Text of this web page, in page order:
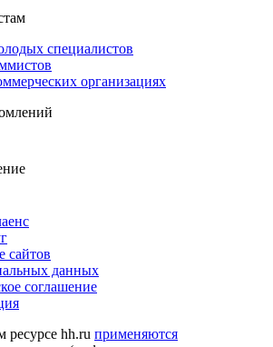
специалистов
организациях
сайтов
данных
соглашение
hh.ru применяются